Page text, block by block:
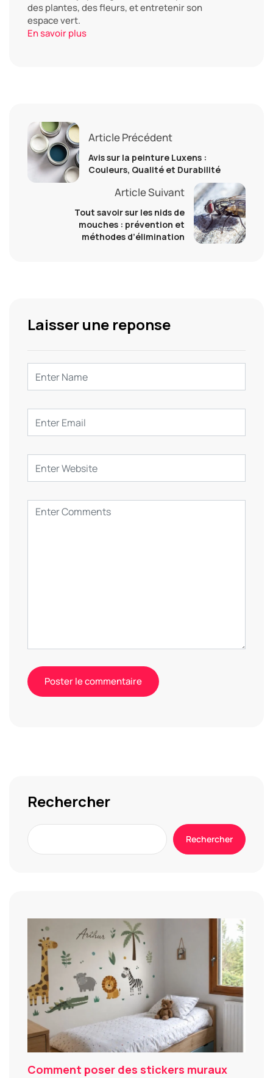
des plantes, des fleurs, et entretenir son
espace vert.
En savoir plus
Article Précédent
Avis sur la peinture Luxens :
Couleurs, Qualité et Durabilité
Article Suivant
Tout savoir sur les nids de
mouches : prévention et
méthodes d’élimination
Laisser une reponse
Rechercher
Rechercher
Comment poser des stickers muraux